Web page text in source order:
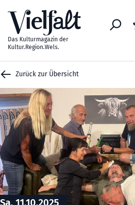
Das Kulturmagazin der
Kultur.Region.Wels.
Zurück zur Übersicht
Sa. 11.10.2025